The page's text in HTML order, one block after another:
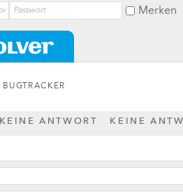
Merken
BUGTRACKER
KEINE ANTWORT KEINE